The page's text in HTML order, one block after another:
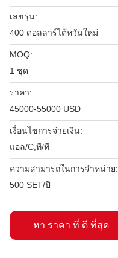
เลขรุ่น:
400 ดอลลาร์ไต้หวันใหม่
MOQ:
1 ชุด
ราคา:
45000-55000 USD
เงื่อนไขการจ่ายเงิน:
แอล/C,ที/ที
ความสามารถในการจําหน่าย:
500 SET/ปี
หา ราคา ที่ ดี ที่สุด